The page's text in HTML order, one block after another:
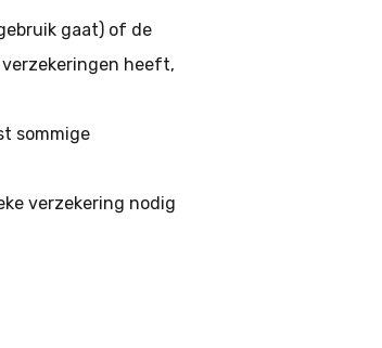
gaat) of de
verzekeringen heeft,
sommige
verzekering nodig